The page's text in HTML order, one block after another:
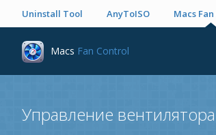
Uninstall Tool AnyToISO Macs
Macs Fan Control
Управление